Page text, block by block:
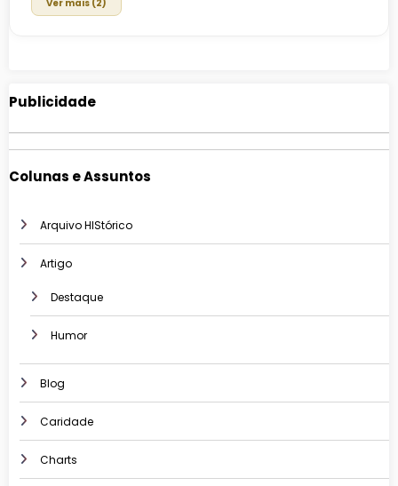
Ver mais (2)
Publicidade
Colunas e Assuntos
Arquivo HIStórico
Artigo
Destaque
Humor
Blog
Caridade
Charts